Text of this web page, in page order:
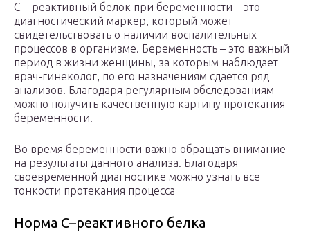
С – реактивный белок при беременности – это
диагностический маркер, который может
свидетельствовать о наличии воспалительных
процессов в организме. Беременность – это важный
период в жизни женщины, за которым наблюдает
врач-гинеколог, по его назначениям сдается ряд
анализов. Благодаря регулярным обследованиям
можно получить качественную картину протекания
беременности.
Во время беременности важно обращать внимание
на результаты данного анализа. Благодаря
своевременной диагностике можно узнать все
тонкости протекания процесса
Норма С–реактивного белка